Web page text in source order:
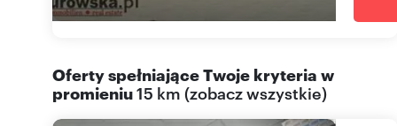
Oferty spełniające Twoje kryteria w
promieniu15 km (zobacz wszystkie)